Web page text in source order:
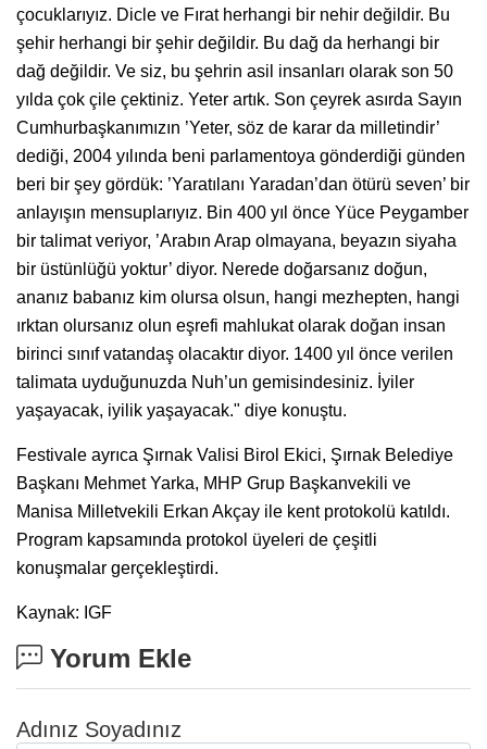
çocuklarıyız. Dicle ve Fırat herhangi bir nehir değildir. Bu
şehir herhangi bir şehir değildir. Bu dağ da herhangi bir
dağ değildir. Ve siz, bu şehrin asil insanları olarak son 50
yılda çok çile çektiniz. Yeter artık. Son çeyrek asırda Sayın
Cumhurbaşkanımızın ’Yeter, söz de karar da milletindir’
dediği, 2004 yılında beni parlamentoya gönderdiği günden
beri bir şey gördük: ’Yaratılanı Yaradan’dan ötürü seven’ bir
anlayışın mensuplarıyız. Bin 400 yıl önce Yüce Peygamber
bir talimat veriyor, ’Arabın Arap olmayana, beyazın siyaha
bir üstünlüğü yoktur’ diyor. Nerede doğarsanız doğun,
ananız babanız kim olursa olsun, hangi mezhepten, hangi
ırktan olursanız olun eşrefi mahlukat olarak doğan insan
birinci sınıf vatandaş olacaktır diyor. 1400 yıl önce verilen
talimata uyduğunuzda Nuh’un gemisindesiniz. İyiler
yaşayacak, iyilik yaşayacak." diye konuştu.
Festivale ayrıca Şırnak Valisi Birol Ekici, Şırnak Belediye
Başkanı Mehmet Yarka, MHP Grup Başkanvekili ve
Manisa Milletvekili Erkan Akçay ile kent protokolü katıldı.
Program kapsamında protokol üyeleri de çeşitli
konuşmalar gerçekleştirdi.
Kaynak: IGF
Yorum Ekle
Adınız Soyadınız